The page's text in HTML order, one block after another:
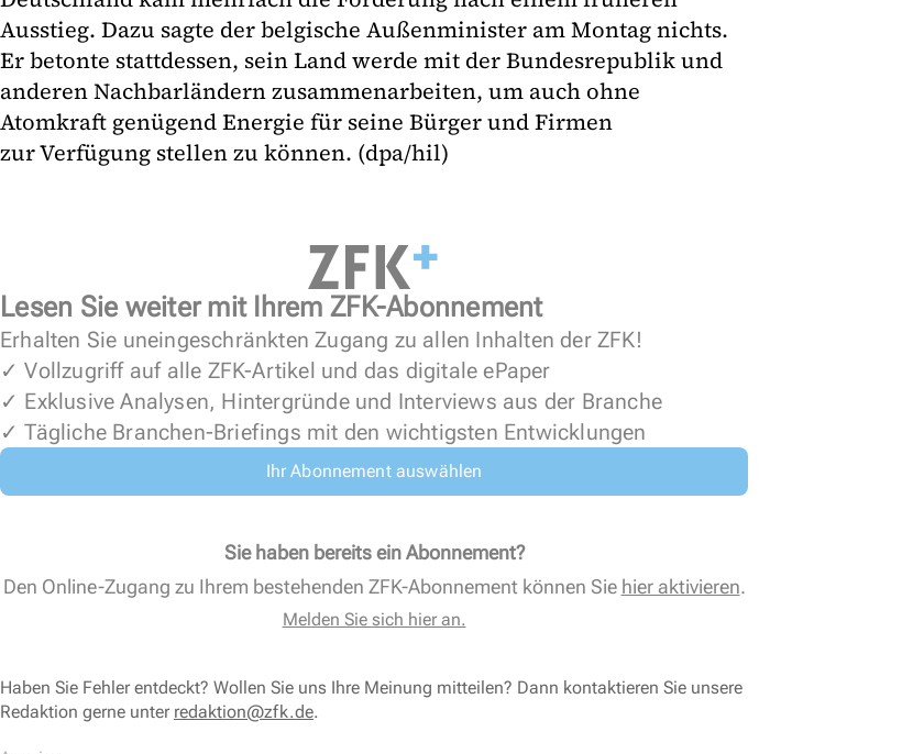
Ausstieg. Dazu sagte der belgische Außenminister am Montag nichts.
Er betonte stattdessen, sein Land werde mit der Bundesrepublik und
anderen Nachbarländern zusammenarbeiten, um auch ohne
Atomkraft genügend Energie für seine Bürger und Firmen
zur Verfügung stellen zu können. (dpa/hil)
Lesen Sie weiter mit Ihrem ZFK-Abonnement
Erhalten Sie uneingeschränkten Zugang zu allen Inhalten der ZFK!
✓ Vollzugriff auf alle ZFK-Artikel und das digitale ePaper
✓ Exklusive Analysen, Hintergründe und Interviews aus der Branche
✓ Tägliche Branchen-Briefings mit den wichtigsten Entwicklungen
Ihr Abonnement auswählen
Sie haben bereits ein Abonnement?
Den Online-Zugang zu Ihrem bestehenden ZFK-Abonnement können Sie hier aktivieren.
Melden Sie sich hier an.
Haben Sie Fehler entdeckt? Wollen Sie uns Ihre Meinung mitteilen? Dann kontaktieren Sie unsere
Redaktion gerne unter redaktion@zfk.de.